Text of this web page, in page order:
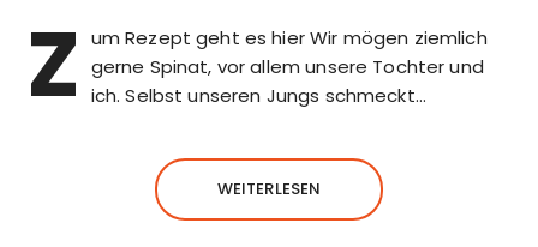
Z
um Rezept geht es hier Wir mögen ziemlich
gerne Spinat, vor allem unsere Tochter und
ich. Selbst unseren Jungs schmeckt…
WEITERLESEN